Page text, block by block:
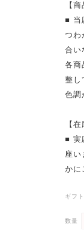
【
■ 当
つわ
合い
各商
整し
色調
【
■ 実
座い
かに
ギフ
数量